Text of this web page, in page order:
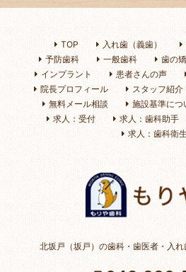
TOP 入れ歯（義歯）
予防歯科
一般歯科 歯の
インプラント
患者さんの声
院長プロフィール
スタッフ紹介
無料メール相談
施設基準につ
求人：受付
求人：歯科助手
求人：歯科衛
北坂戸（坂戸）の歯科・歯医者・入